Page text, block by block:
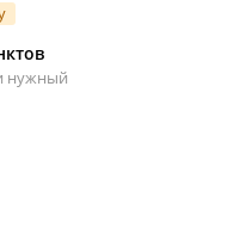
нужный